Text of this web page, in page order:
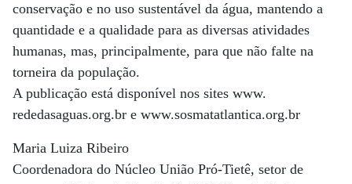
conservação e no uso sustentável da água, mantendo a
quantidade e a qualidade para as diversas atividades
humanas, mas, principalmente, para que não falte na
torneira da população.
A publicação está disponível nos sites www.
rededasaguas.org.br e www.sosmatatlantica.org.br
Maria Luiza Ribeiro
Coordenadora do Núcleo União Pró-Tietê, setor de